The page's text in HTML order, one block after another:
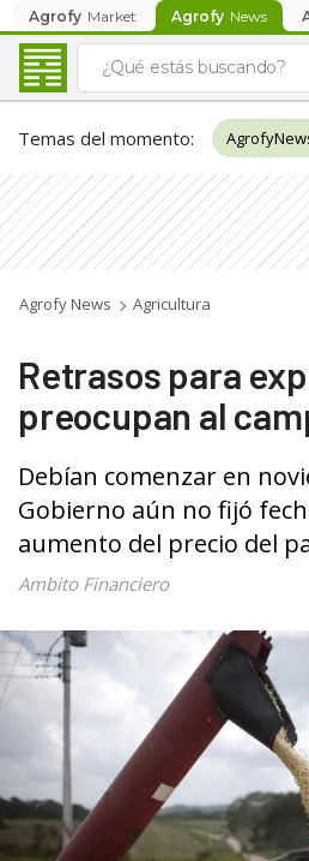
Agrofy Market Agrofy News
Temas del momento:
Agrofy News Agricultura
Retrasos para
preocupan al
Debían comenzar en
Gobierno aún no fijó
aumento del precio del
Ambito Financiero